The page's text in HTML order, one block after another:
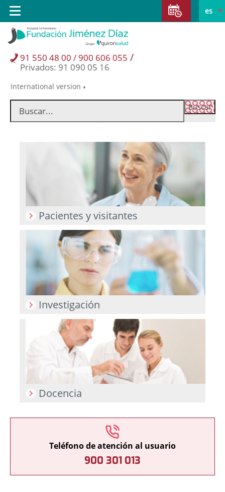
Saltar al contenido
Saltar
contenido
Selector
idioma
activo
es
International version
91 550 48 00 / 900 606 055 /
Privados: 91 090 05 16
Toggle
navigation
Pacientes y visitantes
Investigación
Docencia
Teléfono de atención al usuario
900 301 013